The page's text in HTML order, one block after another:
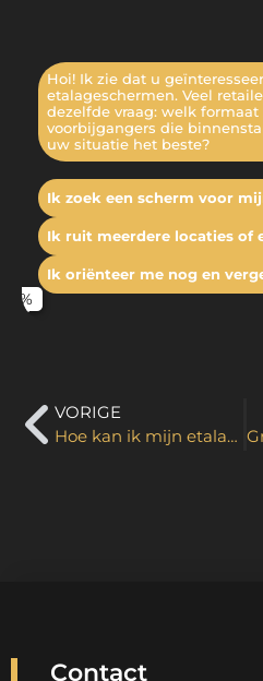
Hoi! Ik zie dat u
etalageschermen. Veel
dezelfde vraag: welk
voorbijgangers die
uw situatie het beste?
Ik zoek een scherm voor
Ik ruit meerdere locaties of
Ik oriënteer me nog en
VORIGE
Hoe kan ik mijn etalage inrichten?
Contact